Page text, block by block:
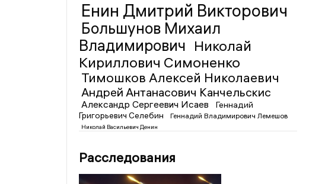
Енин Дмитрий Викторович
Большунов Михаил
Владимирович Николай
Кириллович Симоненко
Тимошков Алексей Николаевич
Андрей Антанасович Канчельскис
Александр Сергеевич Исаев
Геннадий
Григорьевич Селебин
Геннадий Владимирович Лемешов
Николай Васильевич Денин
Расследования